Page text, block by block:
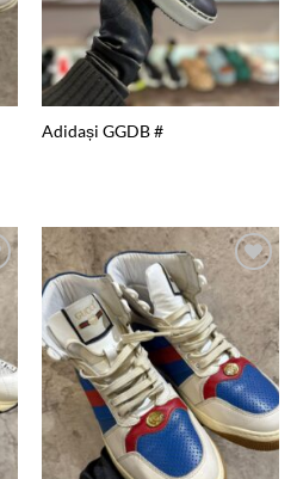
Adidași GGDB #
Add to
wishlist